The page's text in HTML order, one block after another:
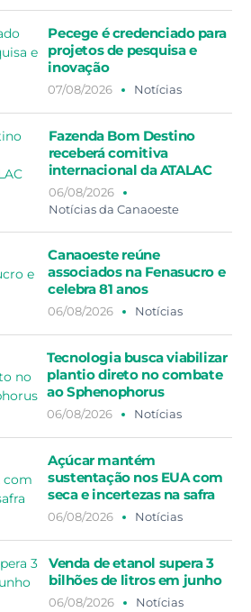
Pecege é credenciado para
projetos de pesquisa e
inovação
07/08/2026 Notícias
Fazenda Bom Destino
receberá comitiva
internacional da ATALAC
06/08/2026
Notícias da Canaoeste
Canaoeste reúne
associados na Fenasucro e
celebra 81 anos
06/08/2026 Notícias
Tecnologia busca viabilizar
plantio direto no combate
ao Sphenophorus
06/08/2026 Notícias
Açúcar mantém
sustentação nos EUA com
seca e incertezas na safra
06/08/2026 Notícias
Venda de etanol supera 3
bilhões de litros em junho
06/08/2026 Notícias